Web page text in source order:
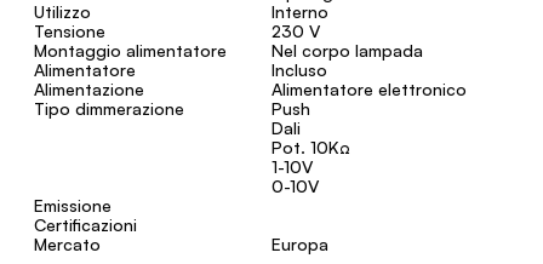
Utilizzo
Interno
Tensione
230 V
Montaggio alimentatore
Nel corpo lampada
Alimentatore
Incluso
Alimentazione
Alimentatore elettronico
Tipo dimmerazione
Push
Dali
Pot. 10KΩ
1-10V
0-10V
Emissione
Certificazioni
Mercato
Europa